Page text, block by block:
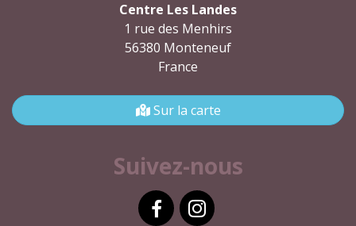
Centre Les Landes
1 rue des Menhirs
56380 Monteneuf
France
Sur la carte
Suivez-nous